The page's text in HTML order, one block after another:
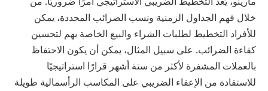
خلال فهم الجداول الزمنية ونسب الضرائب المحددة، يمكن
للأفراد التخطيط لطلبات الشراء والبيع الخاصة بهم لتحسين
كفاءة الضرائب. على سبيل المثال، يمكن أن يكون الاحتفاظ
بالعملات المشفرة لأكثر من ستة أشهر قرارًا استراتيجيًا
للاستفادة من الإعفاء الضريبي على المكاسب الرأسمالية طويلة